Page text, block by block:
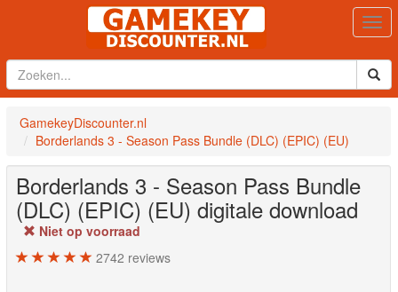
GamekeyDiscounter.nl
Borderlands 3 - Season Pass Bundle (DLC) (EPIC) (EU)
Borderlands 3 - Season Pass Bundle
(DLC) (EPIC) (EU) digitale download
Niet op voorraad
2742 reviews